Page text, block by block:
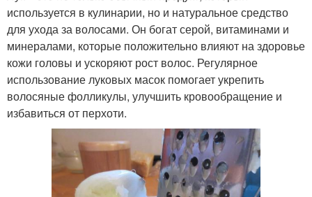
используется в кулинарии, но и натуральное средство
для ухода за волосами. Он богат серой, витаминами и
минералами, которые положительно влияют на здоровье
кожи головы и ускоряют рост волос. Регулярное
использование луковых масок помогает укрепить
волосяные фолликулы, улучшить кровообращение и
избавиться от перхоти.